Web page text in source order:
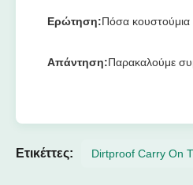
Ερώτηση:Πόσα κουστούμια
Απάντηση:Παρακαλούμε
Ετικέττες: Dirtproof Carry On